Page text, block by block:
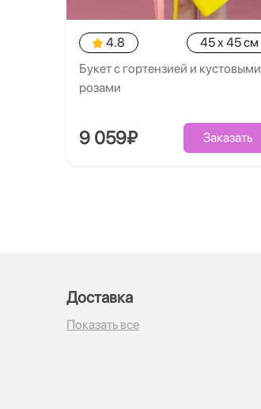
4.8
45 x 45 см
Букет с гортензией и кустовыми
розами
9 059₽ Заказать
Доставка
Показать все